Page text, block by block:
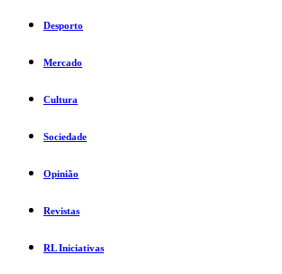
Desporto
Mercado
Cultura
Sociedade
Opinião
Revistas
RL Iniciativas